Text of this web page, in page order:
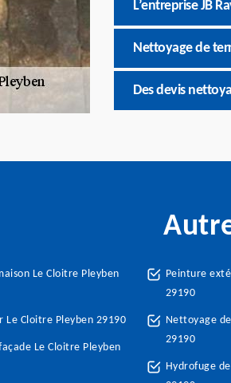
L’entreprise JB
Nettoyage de
Des devis
Le Cloitre Pleyben
Cloitre Pleyben 29190
Le Cloitre Pleyben
Peinture
29190
Nettoyage
29190
Hydrofuge